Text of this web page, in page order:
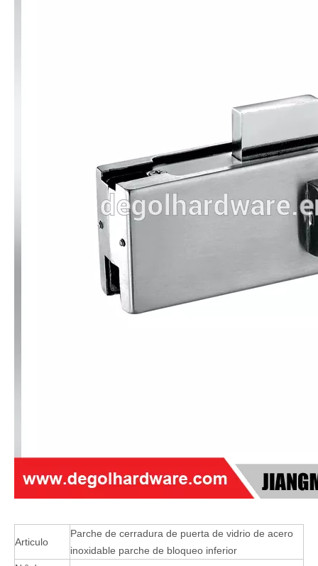
Articulo
Parche de cerradura de puerta de vidrio de acero
inoxidable parche de bloqueo inferior